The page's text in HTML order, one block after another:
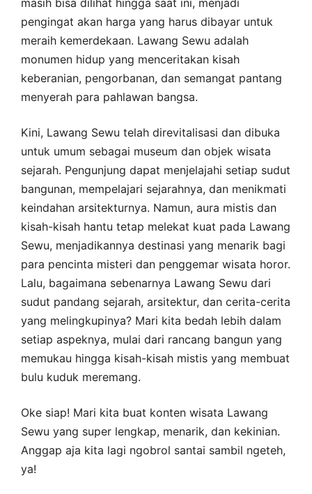
pengingat akan harga yang harus dibayar untuk
meraih kemerdekaan. Lawang Sewu adalah
monumen hidup yang menceritakan kisah
keberanian, pengorbanan, dan semangat pantang
menyerah para pahlawan bangsa.
Kini, Lawang Sewu telah direvitalisasi dan dibuka
untuk umum sebagai museum dan objek wisata
sejarah. Pengunjung dapat menjelajahi setiap sudut
bangunan, mempelajari sejarahnya, dan menikmati
keindahan arsitekturnya. Namun, aura mistis dan
kisah-kisah hantu tetap melekat kuat pada Lawang
Sewu, menjadikannya destinasi yang menarik bagi
para pencinta misteri dan penggemar wisata horor.
Lalu, bagaimana sebenarnya Lawang Sewu dari
sudut pandang sejarah, arsitektur, dan cerita-cerita
yang melingkupinya? Mari kita bedah lebih dalam
setiap aspeknya, mulai dari rancang bangun yang
memukau hingga kisah-kisah mistis yang membuat
bulu kuduk meremang.
Oke siap! Mari kita buat konten wisata Lawang
Sewu yang super lengkap, menarik, dan kekinian.
Anggap aja kita lagi ngobrol santai sambil ngeteh,
ya!